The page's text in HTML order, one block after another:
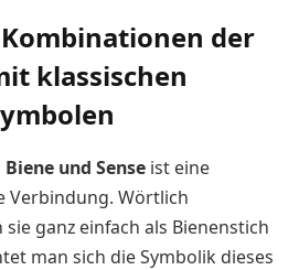
der
klassischen
Biene und Sense ist eine
Verbindung. Wörtlich
ganz einfach als Bienenstich
man sich die Symbolik dieses